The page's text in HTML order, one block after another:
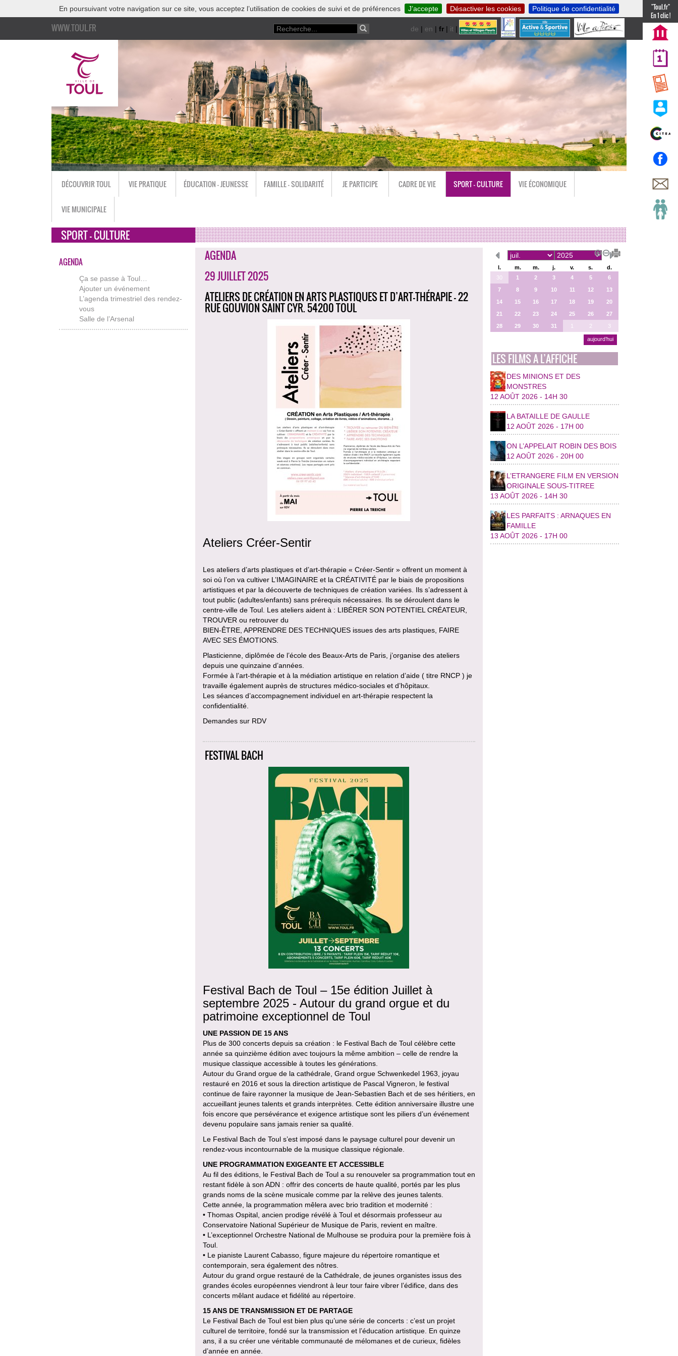
En poursuivant votre navigation sur ce site, vous acceptez l’utilisation de cookies de suivi et de préférences J’accepte Désactiver les cookies Politique de confidentialité
WWW.TOUL.FR de | en | fr | it |nl
"Toul.fr"
En 1 clic !
DÉCOUVRIR TOUL VIE PRATIQUE ÉDUCATION - JEUNESSE FAMILLE - SOLIDARITÉ JE PARTICIPE CADRE DE VIE SPORT - CULTURE VIE ÉCONOMIQUE
VIE MUNICIPALE
SPORT - CULTURE
AGENDA
Ça se passe à Toul…
Ajouter un événement
L’agenda trimestriel des rendez-
vous
Salle de l’Arsenal
AGENDA
29 JUILLET 2025
ATELIERS DE CRÉATION EN ARTS PLASTIQUES ET D’ART-THÉRAPIE - 22
RUE GOUVION SAINT CYR. 54200 TOUL
Ateliers Créer-Sentir
Les ateliers d’arts plastiques et d’art-thérapie « Créer-Sentir » offrent un moment à
soi où l’on va cultiver L’IMAGINAIRE et la CRÉATIVITÉ par le biais de propositions
artistiques et par la découverte de techniques de création variées. Ils s’adressent à
tout public (adultes/enfants) sans prérequis nécessaires. Ils se déroulent dans le
centre-ville de Toul. Les ateliers aident à : LIBÉRER SON POTENTIEL CRÉATEUR,
TROUVER ou retrouver du
BIEN-ÊTRE, APPRENDRE DES TECHNIQUES issues des arts plastiques, FAIRE
AVEC SES ÉMOTIONS.
Plasticienne, diplômée de l’école des Beaux-Arts de Paris, j’organise des ateliers
depuis une quinzaine d’années.
Formée à l’art-thérapie et à la médiation artistique en relation d’aide ( titre RNCP ) je
travaille également auprès de structures médico-sociales et d’hôpitaux.
Les séances d’accompagnement individuel en art-thérapie respectent la
confidentialité.
Demandes sur RDV
FESTIVAL BACH
Festival Bach de Toul – 15e édition Juillet à
septembre 2025 - Autour du grand orgue et du
patrimoine exceptionnel de Toul
UNE PASSION DE 15 ANS
Plus de 300 concerts depuis sa création : le Festival Bach de Toul célèbre cette
année sa quinzième édition avec toujours la même ambition – celle de rendre la
musique classique accessible à toutes les générations.
Autour du Grand orgue de la cathédrale, Grand orgue Schwenkedel 1963, joyau
restauré en 2016 et sous la direction artistique de Pascal Vigneron, le festival
continue de faire rayonner la musique de Jean-Sebastien Bach et de ses héritiers, en
accueillant jeunes talents et grands interprètes. Cette édition anniversaire illustre une
fois encore que persévérance et exigence artistique sont les piliers d’un événement
devenu populaire sans jamais renier sa qualité.
Le Festival Bach de Toul s’est imposé dans le paysage culturel pour devenir un
rendez-vous incontournable de la musique classique régionale.
UNE PROGRAMMATION EXIGEANTE ET ACCESSIBLE
Au fil des éditions, le Festival Bach de Toul a su renouveler sa programmation tout en
restant fidèle à son ADN : offrir des concerts de haute qualité, portés par les plus
grands noms de la scène musicale comme par la relève des jeunes talents.
Cette année, la programmation mêlera avec brio tradition et modernité :
• Thomas Ospital, ancien prodige révélé à Toul et désormais professeur au
Conservatoire National Supérieur de Musique de Paris, revient en maître.
• L’exceptionnel Orchestre National de Mulhouse se produira pour la première fois à
Toul.
• Le pianiste Laurent Cabasso, figure majeure du répertoire romantique et
contemporain, sera également des nôtres.
Autour du grand orgue restauré de la Cathédrale, de jeunes organistes issus des
grandes écoles européennes viendront à leur tour faire vibrer l’édifice, dans des
concerts mêlant audace et fidélité au répertoire.
15 ANS DE TRANSMISSION ET DE PARTAGE
Le Festival Bach de Toul est bien plus qu’une série de concerts : c’est un projet
culturel de territoire, fondé sur la transmission et l’éducation artistique. En quinze
ans, il a su créer une véritable communauté de mélomanes et de curieux, fidèles
d’année en année.
l. m. m. j. v. s.
d.
30
1 2 3 4 5
6
7
8 9 10 11 12
13
14
15 16 17 18 19
20
21
22 23 24 25 26
27
28
29 30 31 1 2 3
aujourd’hui
LES FILMS A L’AFFICHE
DES MINIONS ET DES
MONSTRES
12 AOÛT 2026 - 14H 30
LA BATAILLE DE GAULLE
12 AOÛT 2026 - 17H 00
ON L’APPELAIT ROBIN DES BOIS
12 AOÛT 2026 - 20H 00
L’ETRANGERE FILM EN VERSION
ORIGINALE SOUS-TITREE
13 AOÛT 2026 - 14H 30
LES PARFAITS : ARNAQUES EN
FAMILLE
13 AOÛT 2026 - 17H 00